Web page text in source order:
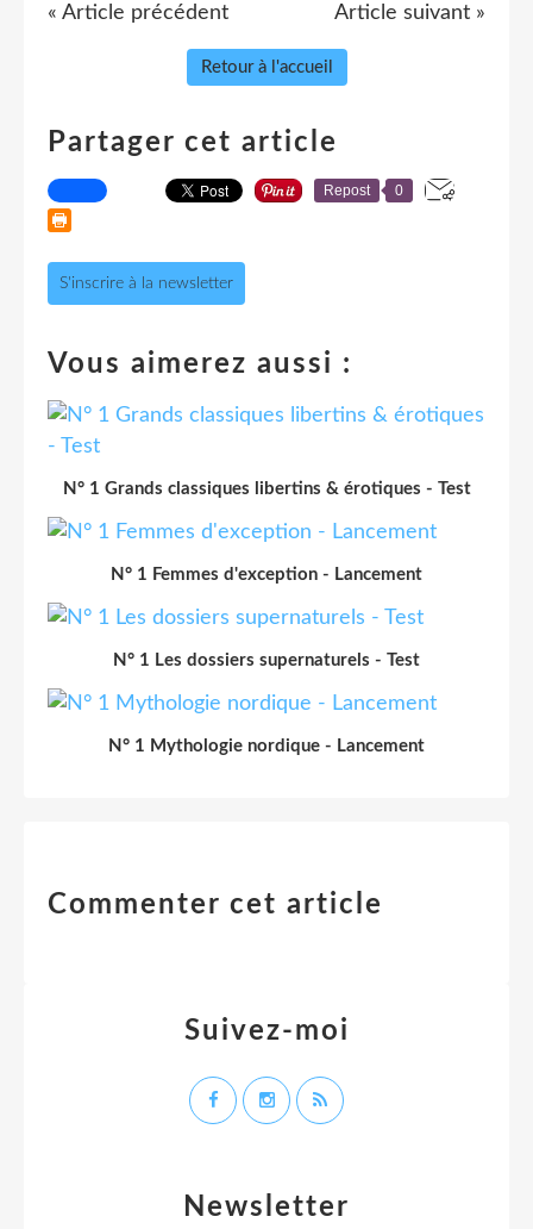
« Article précédent Article suivant »
Retour à l'accueil
Partager cet article
Repost 0
S'inscrire à la newsletter
Vous aimerez aussi :
N° 1 Grands classiques libertins & érotiques - Test
N° 1 Femmes d'exception - Lancement
N° 1 Les dossiers supernaturels - Test
N° 1 Mythologie nordique - Lancement
Commenter cet article
Newsletter
Suivez-moi